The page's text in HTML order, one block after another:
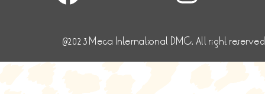
@2023 Meca International DMC. All right reserved